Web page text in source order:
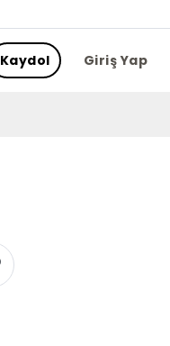
Giriş Yap
Kaydol